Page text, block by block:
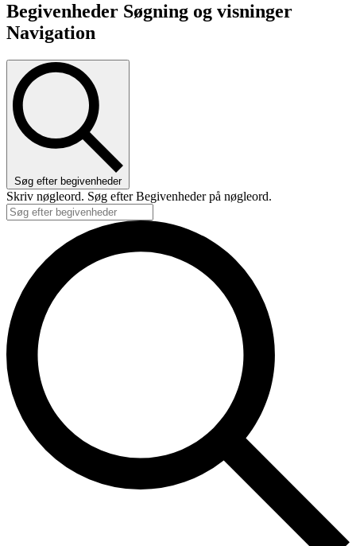
Begivenheder Søgning og visninger
Navigation
Søg efter begivenheder
Skriv nøgleord. Søg efter Begivenheder på nøgleord.